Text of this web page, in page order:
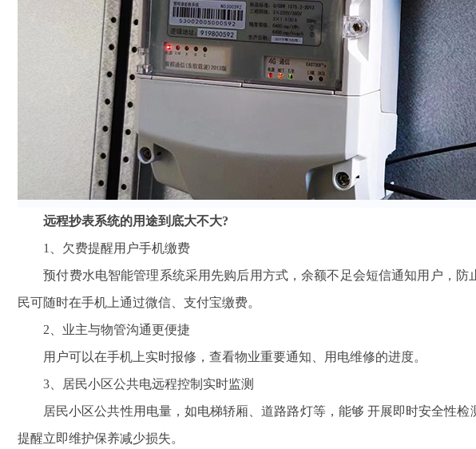
远程抄表系统的用途到底大不大?
1、欠费提醒用户手机缴费
预付费水电智能管理系统采用先购后用方式，余额不足会短信通知用户，防
民可随时在手机上通过微信、支付宝缴费。
2、业主与物管沟通更便捷
用户可以在手机上实时报修，查看物业重要通知、用电维修的进度。
3、居民小区公共电远程控制实时监测
居民小区公共性用电量，如电梯轿厢、道路路灯等，能够 开展即时安全性检
提醒立即维护保养减少损失。